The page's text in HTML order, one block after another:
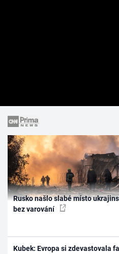
Rusko našlo slabé místo
bez varování
Kubek: Evropa si zdevastovala